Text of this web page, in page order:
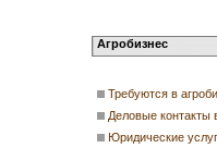
Агробизнес
Требуются в
Деловые контакты
Юридические